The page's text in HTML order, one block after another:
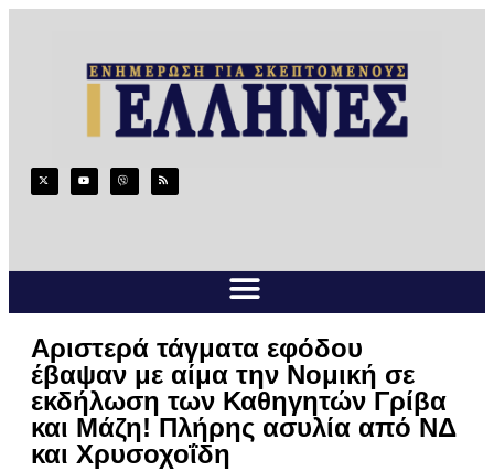
Αριστερά τάγματα εφόδου
έβαψαν με αίμα την Νομική σε
εκδήλωση των Καθηγητών Γρίβα
και Μάζη! Πλήρης ασυλία από ΝΔ
και Χρυσοχοΐδη